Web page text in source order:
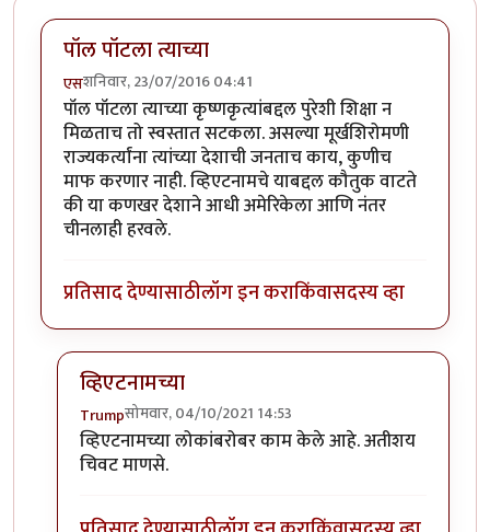
पॉल पॉटला त्याच्या
एसशनिवार, 23/07/2016 04:41
पॉल पॉटला त्याच्या कृष्णकृत्यांबद्दल पुरेशी शिक्षा न
मिळताच तो स्वस्तात सटकला. असल्या मूर्खशिरोमणी
राज्यकर्त्यांना त्यांच्या देशाची जनताच काय, कुणीच
माफ करणार नाही. व्हिएटनामचे याबद्दल कौतुक वाटते
की या कणखर देशाने आधी अमेरिकेला आणि नंतर
चीनलाही हरवले.
प्रतिसाद देण्यासाठीलॉग इन कराकिंवासदस्य व्हा
व्हिएटनामच्या
Trumpसोमवार, 04/10/2021 14:53
In reply toपॉल पॉटला त्याच्याbyएस
व्हिएटनामच्या लोकांबरोबर काम केले आहे. अतीशय
चिवट माणसे.